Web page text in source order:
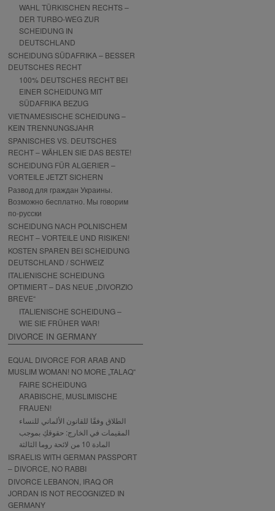
WAHL TÜRKISCHEN RECHTS –
DER TURBO-WEG ZUR
SCHEIDUNG IN
DEUTSCHLAND
SCHEIDUNG SÜDAFRIKA – BESSER
DEUTSCHES RECHT
100% DEUTSCHES RECHT BEI
EINER SCHEIDUNG MIT
SÜDAFRIKA BEZUG
VIETNAMESISCHE SCHEIDUNG –
KEIN TRENNUNGSJAHR
SPANISCHES VS. DEUTSCHES
RECHT – WÄHLEN SIE DAS BESTE!
SCHEIDUNG FÜR ALGERIER –
VORTEILE JETZT SICHERN
Развод для граждан Украины.
Возможно бесплатно. Мы говорим
по-русски
SCHEIDUNG NACH POLNISCHEM
RECHT – VORTEILE UND RISIKEN!
KOSTEN SPAREN BEI SCHEIDUNG
DEUTSCHLAND / SCHWEIZ
ITALIENISCHE SCHEIDUNG
OPTIMIERT – DAS NEUE „DIVORZIO
BREVE“
ITALIENISCHE SCHEIDUNG –
WIE SIE FRÜHER WAR!
DIVORCE IN GERMANY
EQUAL DIVORCE FOR ARAB AND
MUSLIM WOMAN! NO MORE „TALAQ“
FAIRE SCHEIDUNG
ARABISCHE, MUSLIMISCHE
FRAUEN!
الطلاق وفقًا للقانون الألماني للنساء
المقيمات في الخارج: حقوقكِ بموجب
المادة 10 من لائحة روما الثالثة
ISRAELIS WITH GERMAN PASSPORT
– DIVORCE, NO RABBI
DIVORCE LEBANON, IRAQ OR
JORDAN IS NOT RECOGNIZED IN
GERMANY